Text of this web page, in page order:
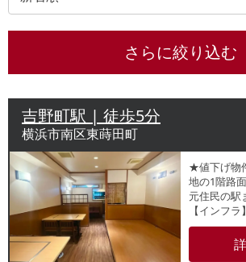
さらに絞り込む
吉野町駅 | 徒歩5分
横浜市南区東蒔田町
★値下げ物
地の1階路
元住民の駅
【インフ
力：有 ガ
水道：
有 /台所換